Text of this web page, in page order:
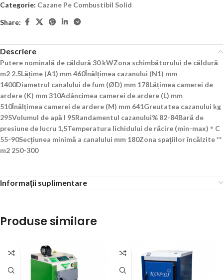
Categorie: Cazane Pe Combustibil Solid
Share:
Descriere
Putere nominală de căldură 30 kWZona schimbătorului de căldură
m2 2.5Lățime (А1) mm 460Înălțimea cazanului (N1) mm
1400Diametrul canalului de fum (ØD) mm 178Lățimea camerei de
ardere (K) mm 310Adâncimea camerei de ardere (L) mm
510Înălțimea camerei de ardere (M) mm 641Greutatea cazanului kg
295Volumul de apă l 95Randamentul cazanului% 82-84Bară de
presiune de lucru 1,5Temperatura lichidului de răcire (min-max) ° C
55-90Secțiunea minimă a canalului mm 180Zona spațiilor încălzite **
m2 250-300
Informații suplimentare
Produse similare